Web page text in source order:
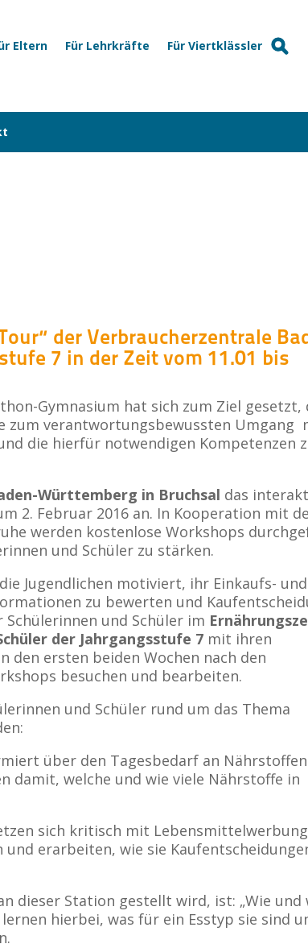
Eltern Für Lehrkräfte Für Viertklässler
der Verbraucherzentrale
7 in der Zeit vom 11.01 bis
Gymnasium hat sich zum Ziel gesetzt,
zum verantwortungsbewussten Umgang
die hierfür notwendigen Kompetenzen
Württemberg in Bruchsal das
2. Februar 2016 an. In Kooperation mit
werden kostenlose Workshops
und Schüler zu stärken.
Jugendlichen motiviert, ihr Einkaufs- und
zu bewerten und
Schülerinnen und Schüler im
der Jahrgangsstufe 7mit ihren
den ersten beiden Wochen nach den
besuchen und bearbeiten.
und Schüler rund um das Thema
über den Tagesbedarf an
damit, welche und wie viele Nährstoffe in
sich kritisch mit Lebensmittelwerbung
erarbeiten, wie sie
dieser Station gestellt wird, ist: „Wie und
lernen hierbei, was für ein Esstyp sie sind